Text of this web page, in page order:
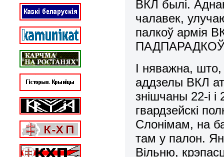
ВКЛ былі.
чалавек,
палкоў армія
І няважна,
аддзелы ВКЛ
знішчаны 22-і і
гвардзейскі
Слонімам, на
там у палон.
Вільню,